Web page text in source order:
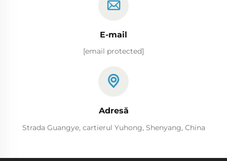
E-mail
[email protected]
Adresă
Strada Guangye, cartierul Yuhong, Shenyang, China